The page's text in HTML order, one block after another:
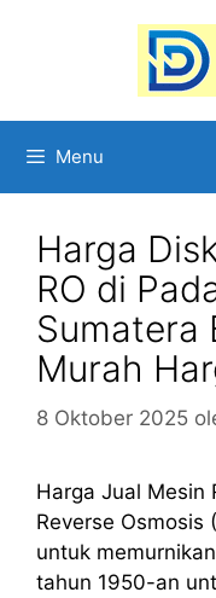
Menu
Harga
RO di
Sumatera
Murah
8 Oktober 2025
Harga Jual Mesin
Reverse Osmosis
untuk
tahun 1950-an